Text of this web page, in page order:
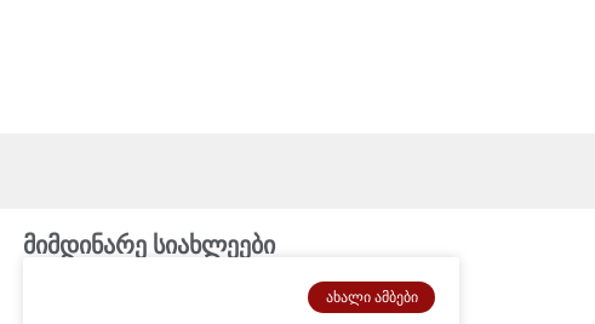
მიმდინარე სიახლეები
ᲐᲮᲐᲚᲘ ᲐᲛᲑᲔᲑᲘ